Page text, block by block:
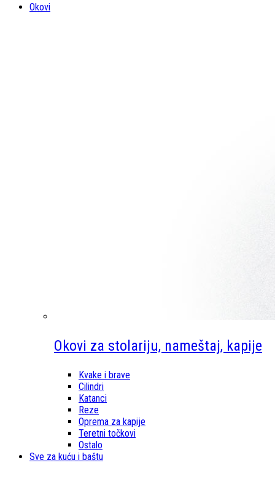
Okovi
Okovi za stolariju, nameštaj, kapije
Kvake i brave
Cilindri
Katanci
Reze
Oprema za kapije
Teretni točkovi
Ostalo
Sve za kuću i baštu